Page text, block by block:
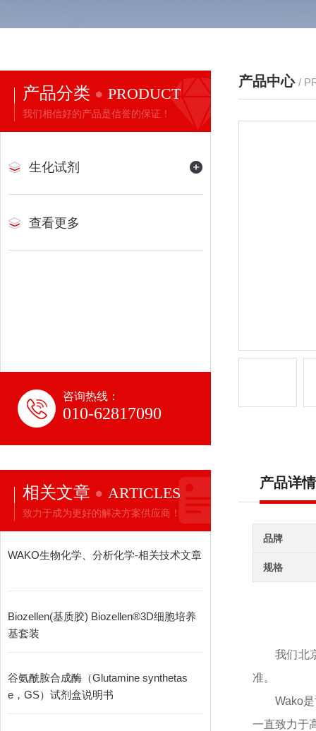
产品分类 PRODUCT
我们相信好的产品是信誉的保证！
生化试剂
查看更多
咨询热线：
010-62817090
相关文章 ARTICLES
致力于成为更好的解决方案供应商！
WAKO生物化学、分析化学-相关技术文章
Biozellen(基质胶) Biozellen®3D细胞培养
基套装
谷氨酰胺合成酶（Glutamine synthetas
e，GS）试剂盒说明书
产品中心 /
产品详情
品牌
规格
我们北
准。
Wako
一直致力于